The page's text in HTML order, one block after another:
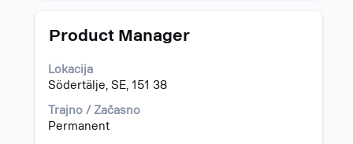
Naziv
Product Manager
Lokacija
Södertälje, SE, 151 38
Trajno / Začasno
Permanent
Izberite
preslednico,
da
celotno
vsebino